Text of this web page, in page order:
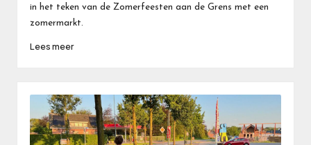
in het teken van de Zomerfeesten aan de Grens met een
zomermarkt.
Lees meer